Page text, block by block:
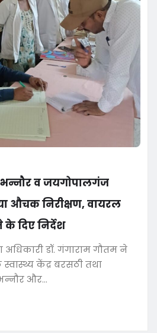
व जयगोपालगंज
औचक निरीक्षण, वायरल
दिए निर्देश
डॉ. गंगाराम गौतम ने
केंद्र बरसठी तथा
और…